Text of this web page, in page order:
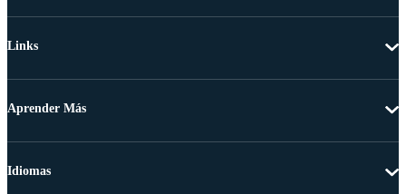
Links
Aprender Más
Idiomas